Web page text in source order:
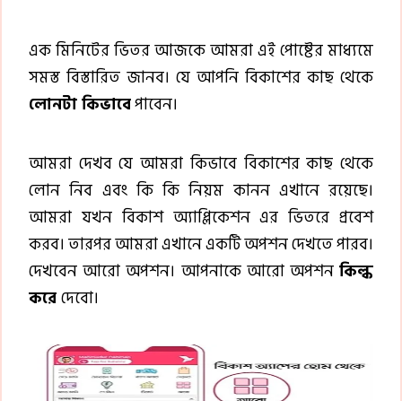
এক মিনিটের ভিতর আজকে আমরা এই পোষ্টের মাধ্যমে
সমস্ত বিস্তারিত জানব। যে আপনি বিকাশের কাছ থেকে
লোনটা কিভাবেপাবেন।
আমরা দেখব যে আমরা কিভাবে বিকাশের কাছ থেকে
লোন নিব এবং কি কি নিয়ম কানন এখানে রয়েছে।
আমরা যখন বিকাশ অ্যাপ্লিকেশন এর ভিতরে প্রবেশ
করব। তারপর আমরা এখানে একটি অপশন দেখতে পারব।
দেখবেন আরো অপশন। আপনাকে আরো অপশন কিল্ক
করেদেবো।